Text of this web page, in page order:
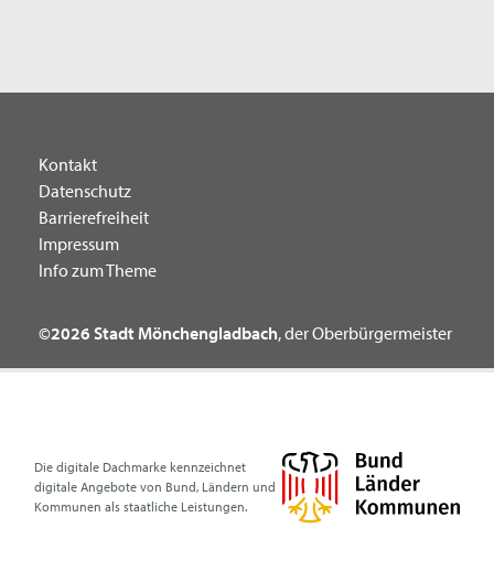
Kontakt
Datenschutz
Barrierefreiheit
Impressum
Info zum Theme
©2026 Stadt Mönchengladbach, der Oberbürgermeister
Die digitale Dachmarke kennzeichnet
digitale Angebote von Bund, Ländern und
Kommunen als staatliche Leistungen.